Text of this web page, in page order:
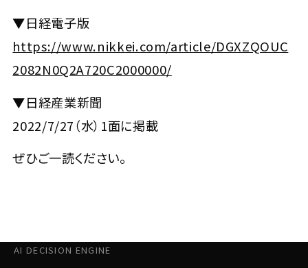
▼日経電子版
https://www.nikkei.com/article/DGXZQOUC
2082N0Q2A720C2000000/
▼日経産業新聞
2022/7/27（水）1面に掲載
ぜひご一読ください。
AI DECISION ENGINE